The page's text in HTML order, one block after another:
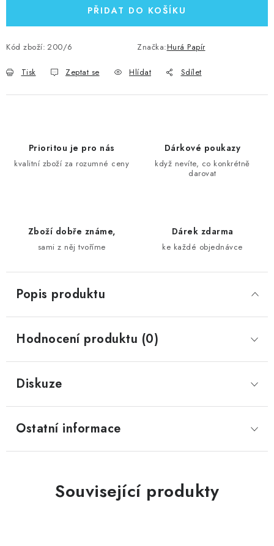
PŘIDAT DO KOŠÍKU
Kód zboží: 200/6 Značka:Hurá Papír
Tisk Zeptat se Hlídat Sdílet
Prioritou je pro nás
kvalitní zboží za rozumné ceny
Dárkové poukazy
když nevíte, co konkrétně
darovat
Zboží dobře známe,
sami z něj tvoříme
Dárek zdarma
ke každé objednávce
Popis produktu
Hodnocení produktu (0)
Diskuze
Ostatní informace
Související produkty